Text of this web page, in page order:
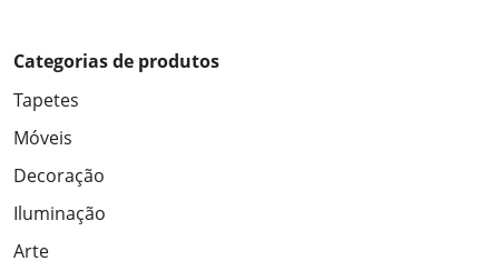
Categorias de produtos
Tapetes
Móveis
Decoração
Iluminação
Arte